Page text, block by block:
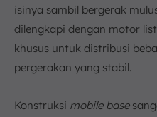
isinya sambil bergerak
dilengkapi dengan motor
khusus untuk distribusi
pergerakan yang stabil.
Konstruksi mobile base